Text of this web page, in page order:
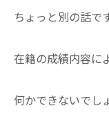
ちょっと別の話で
在籍の成績内容に
何かできないでし